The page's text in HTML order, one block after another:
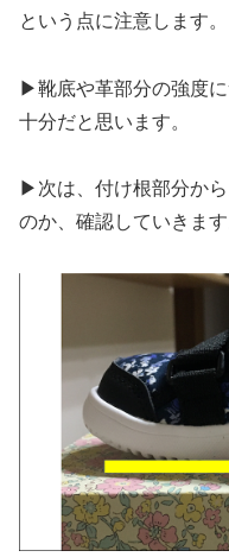
という点に注意します。
▶︎靴底や革部分の強度
十分だと思います。
▶︎次は、付け根部分か
のか、確認していきます